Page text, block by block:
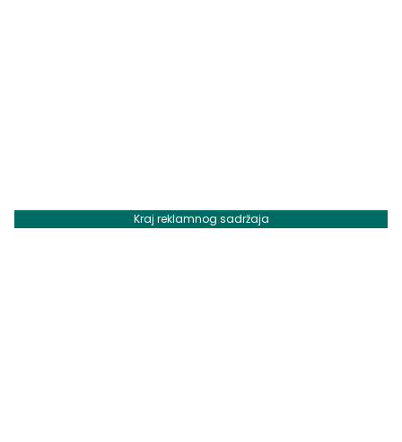
Kraj reklamnog sadržaja